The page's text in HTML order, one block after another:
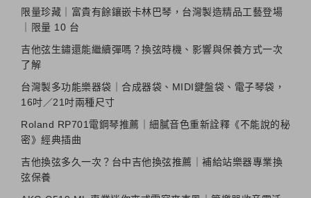
限量珍藏｜富貴有餘鑲嵌卡林巴琴，台灣製造精品工藝登場
｜限量 10 台
吉他弦生鏽還能繼續彈嗎？換弦時機、影響與保養方式一次
了解
台灣製多功能樂器袋｜合成器袋、MIDI鍵盤袋、電子琴袋，
16吋／21吋兩種尺寸
Roland RP701電鋼琴推薦｜細膩音色重新詮釋《不能說的秘
密》經典插曲
吉他換弦多久一次？台中吉他換弦推薦｜補給站樂器專業換
弦保養